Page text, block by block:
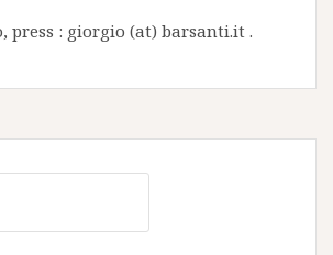
press : giorgio (at) barsanti.it .